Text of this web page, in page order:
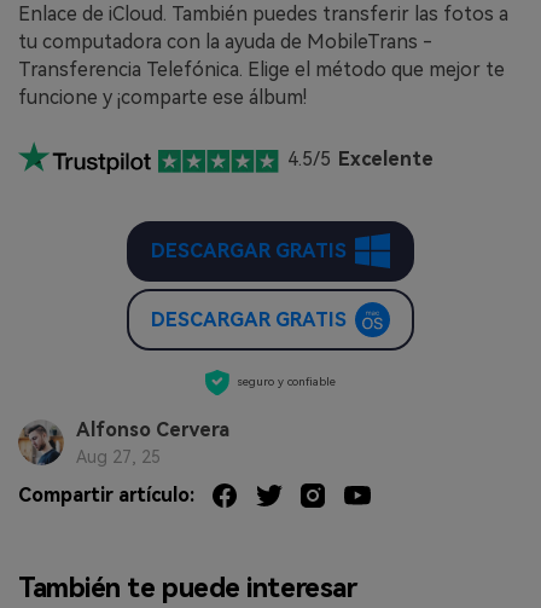
Enlace de iCloud. También puedes transferir las fotos a
tu computadora con la ayuda de MobileTrans -
Transferencia Telefónica. Elige el método que mejor te
funcione y ¡comparte ese álbum!
4.5/5 Excelente
DESCARGAR GRATIS
DESCARGAR GRATIS
seguro y confiable
Alfonso Cervera
Aug 27, 25
Compartir artículo:
También te puede interesar